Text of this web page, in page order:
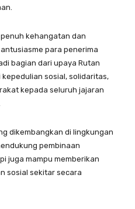
kehangatan dan
para penerima
bagian dari upaya Rutan
sosial, solidaritas,
kepada seluruh jajaran
dikembangkan di lingkungan
pembinaan
juga mampu memberikan
sosial sekitar secara